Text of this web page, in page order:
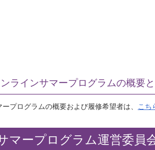
ラインサマープログラムの概要
ープログラムの概要および履修希望者は、 こち
マープログラム運営委員